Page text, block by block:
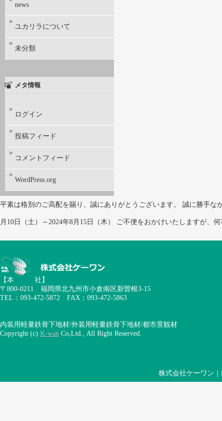
news
ユカリラについて
未分類
メタ情報
ログイン
投稿フィード
コメントフィード
WordPress.org
平素は格別のご高配を賜り、誠にありがとうございます。 誠に勝手
月10日（土）～2024年8月15日（木） ご不便をおかけいたしますが、
【本 社】
〒800-0211 福岡県北九州市小倉南区新曽根3-15
TEL：093-472-5872 FAX：093-472-5863
内装用軽量鉄骨下地材/外装用軽量鉄骨下地材/都市景観材
Copyright (c) K-wan Co,Ltd., All Right Reserved.
株式会社ケーワン